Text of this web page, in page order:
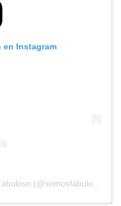
en Instagram
Una publicación compartida por Fabuloso (@somosfabuloso)